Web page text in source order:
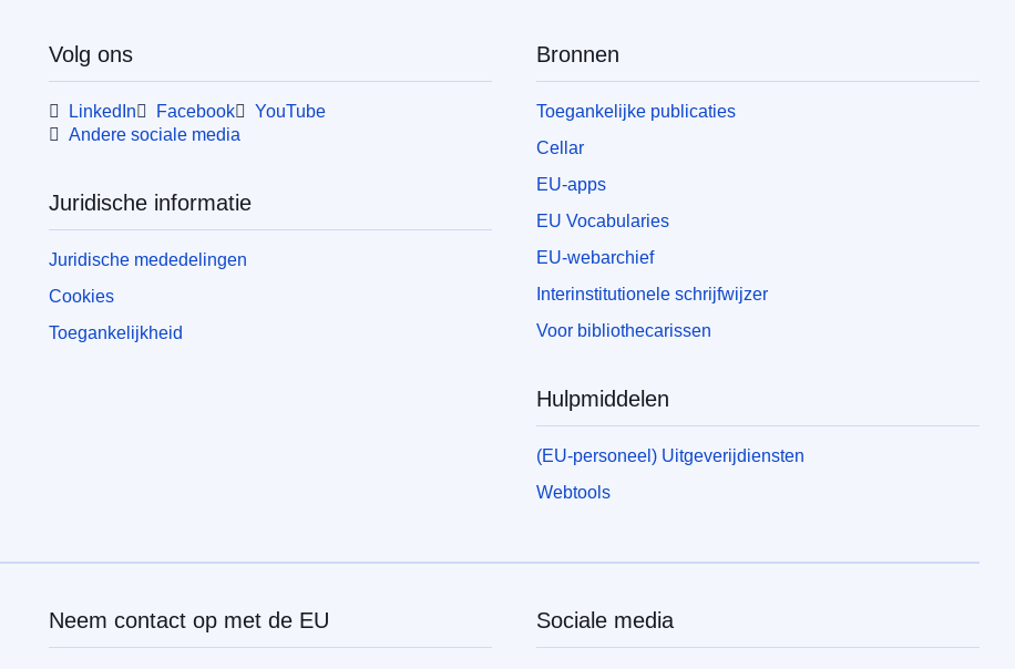
Volg ons
LinkedIn Facebook
YouTube
Andere sociale media
Juridische informatie
Juridische mededelingen
Cookies
Toegankelijkheid
Bronnen
Toegankelijke publicaties
Cellar
EU-apps
EU Vocabularies
EU-webarchief
Interinstitutionele schrijfwijzer
Voor bibliothecarissen
Hulpmiddelen
(EU-personeel) Uitgeverijdiensten
Webtools
Neem contact op met de EU Sociale media